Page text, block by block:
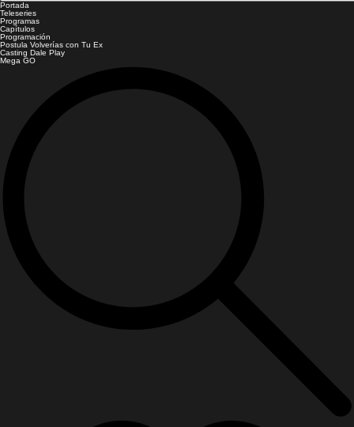
Portada
Teleseries
Programas
Capítulos
Programación
Postula Volverías con Tu Ex
Casting Dale Play
Mega GO